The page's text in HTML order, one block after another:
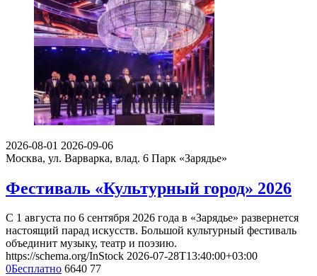
2026-08-01 2026-09-06
Москва, ул. Варварка, влад. 6 Парк «Зарядье»
Фестиваль «Культурный город» 2026
С 1 августа по 6 сентября 2026 года в «Зарядье» развернется
настоящий парад искусств. Большой культурный фестиваль
объединит музыку, театр и поэзию.
https://schema.org/InStock 2026-07-28T13:40:00+03:00
0Бесплатно 6640 77